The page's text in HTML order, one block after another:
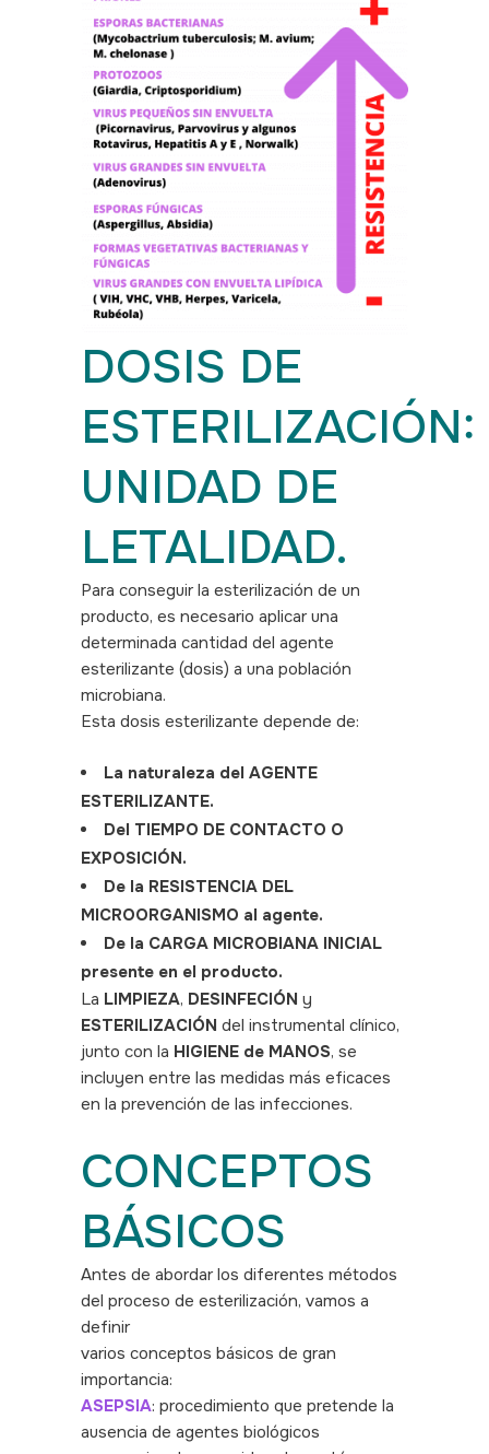
DOSIS DE
ESTERILIZACIÓN:
UNIDAD DE
LETALIDAD.
Para conseguir la esterilización de un
producto, es necesario aplicar una
determinada cantidad del agente
esterilizante (dosis) a una población
microbiana.
Esta dosis esterilizante depende de:
La naturaleza del AGENTE
ESTERILIZANTE.
Del TIEMPO DE CONTACTO O
EXPOSICIÓN.
De la RESISTENCIA DEL
MICROORGANISMO al agente.
De la CARGA MICROBIANA INICIAL
presente en el producto.
La LIMPIEZA, DESINFECIÓN y
ESTERILIZACIÓN del instrumental clínico,
junto con la HIGIENE de MANOS, se
incluyen entre las medidas más eficaces
en la prevención de las infecciones.
CONCEPTOS
BÁSICOS
Antes de abordar los diferentes métodos
del proceso de esterilización, vamos a
definir
varios conceptos básicos de gran
importancia:
ASEPSIA: procedimiento que pretende la
ausencia de agentes biológicos